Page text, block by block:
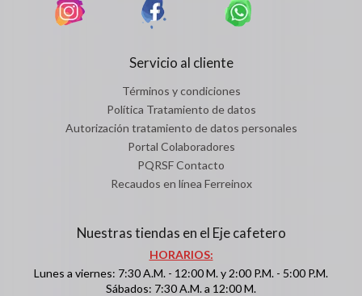
Servicio al cliente
Términos y condiciones
Política Tratamiento de datos
Autorización tratamiento de datos personales
Portal Colaboradores
PQRSF Contacto
Recaudos en línea Ferreinox
Nuestras tiendas en el Eje cafetero
HORARIOS:
Lunes a viernes: 7:30 A.M. - 12:00 M. y 2:00 P.M. - 5:00 P.M.
Sábados: 7:30 A.M. a 12:00 M.